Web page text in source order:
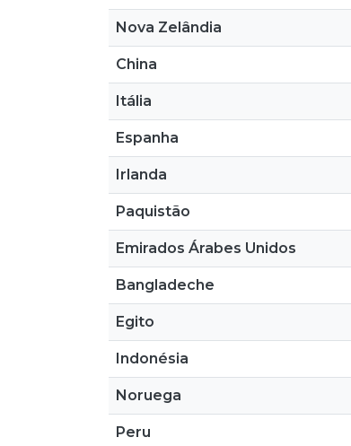
Nova Zelândia
China
Itália
Espanha
Irlanda
Paquistão
Emirados Árabes Unidos
Bangladeche
Egito
Indonésia
Noruega
Peru